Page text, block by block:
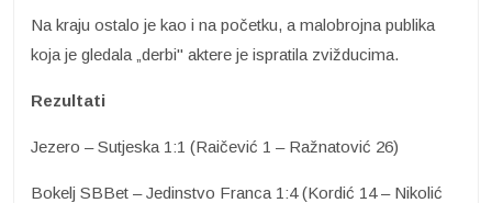
Na kraju ostalo je kao i na početku, a malobrojna publika
koja je gledala „derbi" aktere je ispratila zvižducima.
Rezultati
Jezero – Sutjeska 1:1 (Raičević 1 – Ražnatović 26)
Bokelj SBBet – Jedinstvo Franca 1:4 (Kordić 14 – Nikolić